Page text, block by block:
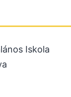
Iskola